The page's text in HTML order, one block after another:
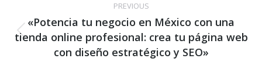
navigation
PREVIOUS
Previous
post:
«Potencia tu negocio en México con una
tienda online profesional: crea tu página web
con diseño estratégico y SEO»